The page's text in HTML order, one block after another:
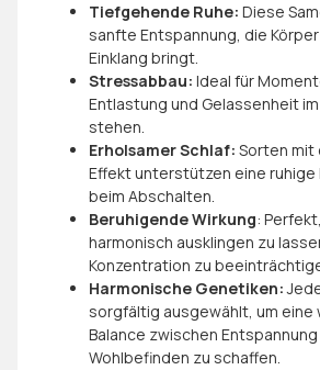
Tiefgehende Ruhe: Diese
sanfte Entspannung, die
Einklang bringt.
Stressabbau: Ideal für
Entlastung und Gelassenheit
stehen.
Erholsamer Schlaf: Sorten mit
Effekt unterstützen eine ruhige
beim Abschalten.
Beruhigende Wirkung:
harmonisch ausklingen zu
Konzentration zu
Harmonische Genetiken:
sorgfältig ausgewählt, um eine
Balance zwischen
Wohlbefinden zu schaffen.